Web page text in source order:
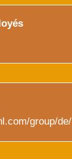
group/de/